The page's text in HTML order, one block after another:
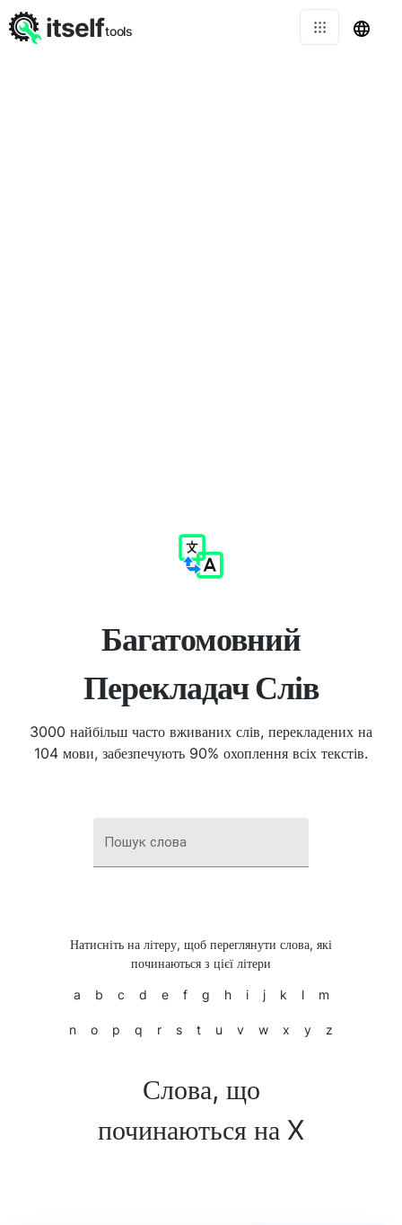
Багатомовний
Перекладач Слів
3000 найбільш часто вживаних слів, перекладених на
104 мови, забезпечують 90% охоплення всіх текстів.
Пошук слова
Натисніть на літеру, щоб переглянути слова, які
починаються з цієї літери
a b c d e f g h i j k l m
n o p q r s t u v w x y z
Слова, що
починаються на X
itselftools